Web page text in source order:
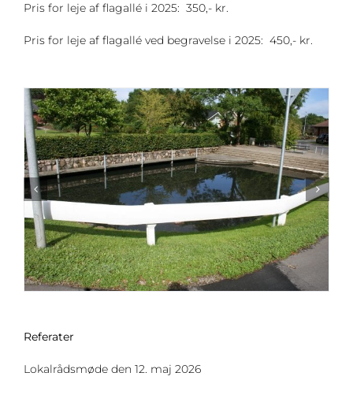
Pris for leje af flagallé i 2025: 350,- kr.
Pris for leje af flagallé ved begravelse i 2025: 450,- kr.
Referater
Lokalrådsmøde den 12. maj 2026